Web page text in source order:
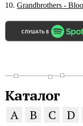
Grandbrothers -
Каталог
A B C D